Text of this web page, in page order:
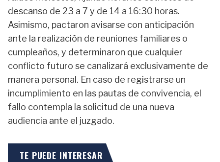
descanso de 23 a 7 y de 14 a 16:30 horas.
Asimismo, pactaron avisarse con anticipación
ante la realización de reuniones familiares o
cumpleaños, y determinaron que cualquier
conflicto futuro se canalizará exclusivamente de
manera personal. En caso de registrarse un
incumplimiento en las pautas de convivencia, el
fallo contempla la solicitud de una nueva
audiencia ante el juzgado.
TE PUEDE INTERESAR